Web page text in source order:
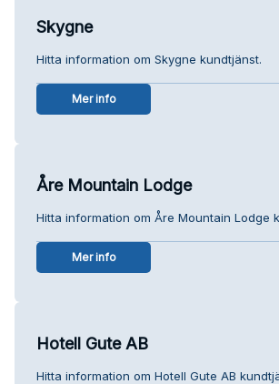
Skygne
Hitta information om Skygne kundtjänst.
Mer info
Åre Mountain Lodge
Hitta information om Åre Mountain Lodge
Mer info
Hotell Gute AB
Hitta information om Hotell Gute AB